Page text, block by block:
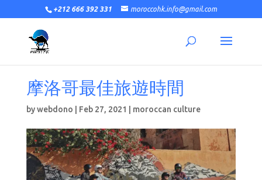
+212 666 392 331 moroccohk.info@gmail.com
摩洛哥最佳旅遊時間
bywebdono Feb 27, 2021 moroccan culture